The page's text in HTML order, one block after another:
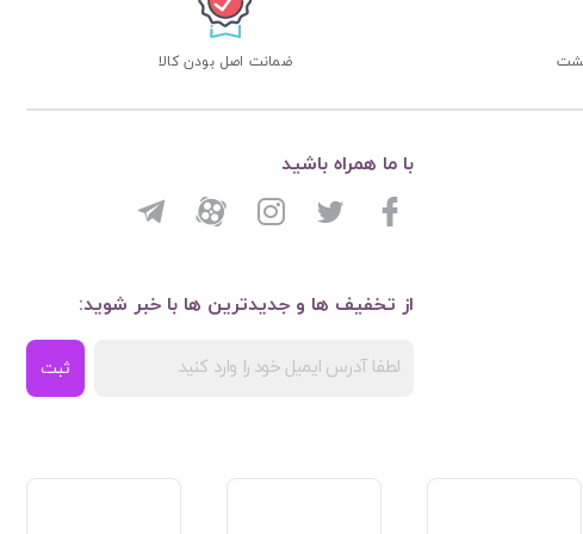
ضمانت اصل بودن کالا
از تخفیف ها و جدیدترین ها با خبر شوید:
ثبت
با ما همراه باشید